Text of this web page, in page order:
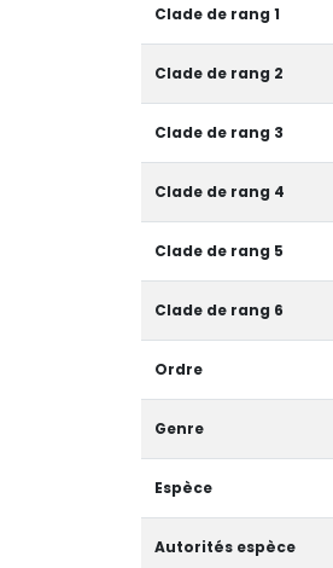
Clade de rang 1
Clade de rang 2
Clade de rang 3
Clade de rang 4
Clade de rang 5
Clade de rang 6
Ordre
Genre
Espèce
Autorités espèce